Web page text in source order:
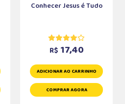
Conhecer Jesus é Tudo
R$ 17,40
ADICIONAR AO CARRINHO
COMPRAR AGORA